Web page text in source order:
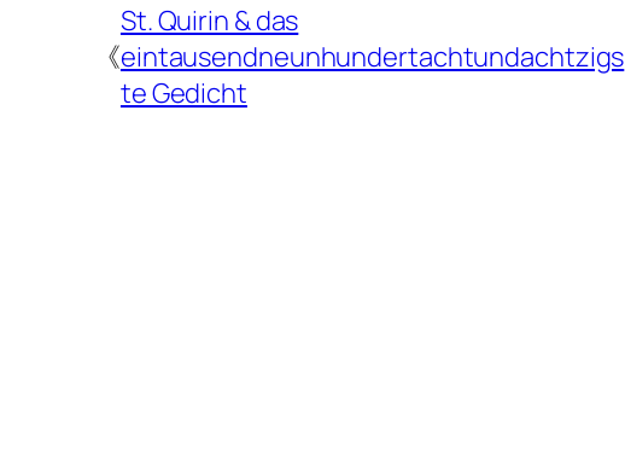
《
St. Quirin & das
eintausendneunhundertachtundachtzigs
te Gedicht